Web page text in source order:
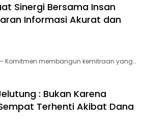
Sinergi Bersama Insan
Informasi Akurat dan
– Komitmen membangun kemitraan yang…
: Bukan Karena
Terhenti Akibat Dana